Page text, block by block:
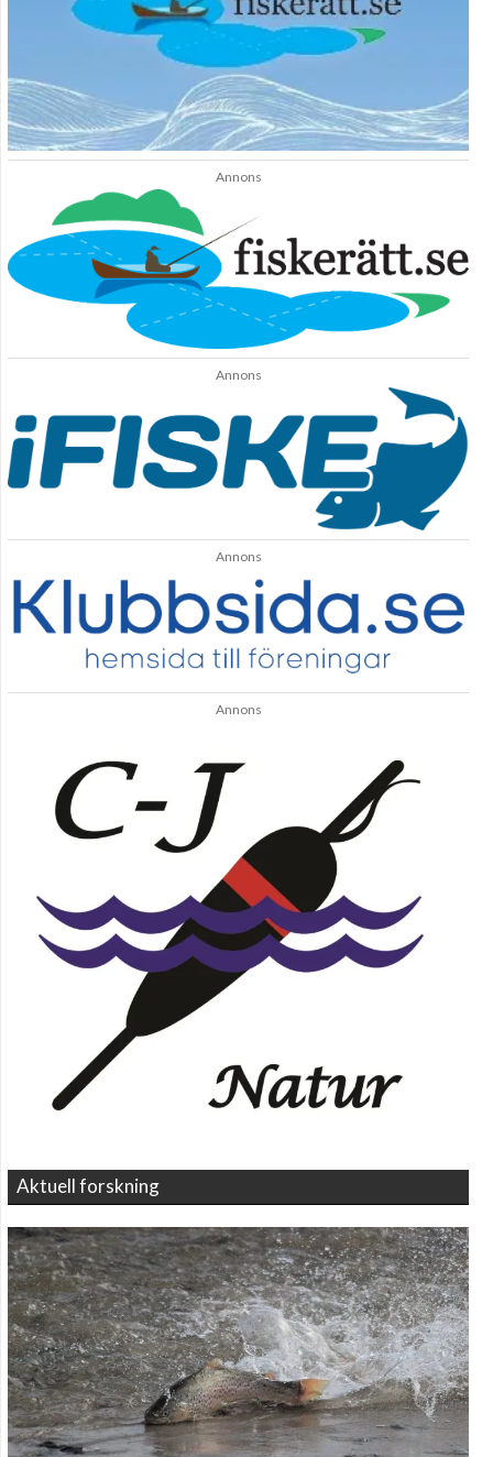
Annons
Annons
Annons
Annons
Aktuell forskning